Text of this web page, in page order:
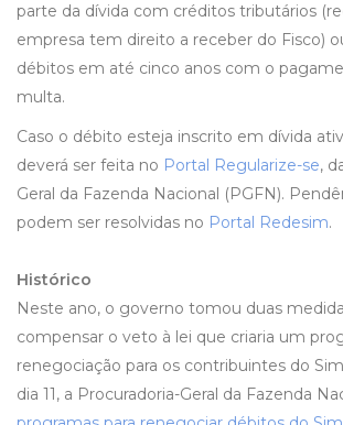
parte da dívida com créditos tributários
empresa tem direito a receber do Fisco)
débitos em até cinco anos com o
multa.
Caso o débito esteja inscrito em dívida
deverá ser feita no Portal Regularize-se,
Geral da Fazenda Nacional (PGFN).
podem ser resolvidas no Portal Redesim.
Histórico
Neste ano, o governo tomou duas
compensar o veto à lei que criaria um
renegociação para os contribuintes do
dia 11, a Procuradoria-Geral da Fazenda